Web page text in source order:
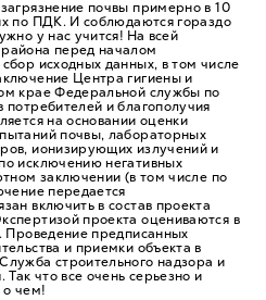
почвы примерно в 10
по ПДК. И соблюдаются гораздо
у нас учится! На всей
перед началом
исходных данных, в том числе
Центра гигиены и
крае Федеральной службы по
и благополучия
на основании оценки
почвы, лабораторных
ионизирующих излучений и
исключению негативных
заключении (в том числе по
передается
включить в состав проекта
проекта оцениваются в
Проведение предписанных
и приемки объекта в
строительного надзора и
Так что все очень серьезно и
о чем!